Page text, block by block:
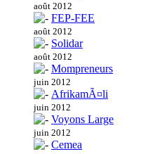
août 2012
FEP-FEE
août 2012
Solidar
août 2012
Mompreneurs
juin 2012
AfrikamÃ¤li
juin 2012
Voyons Large
juin 2012
Cemea